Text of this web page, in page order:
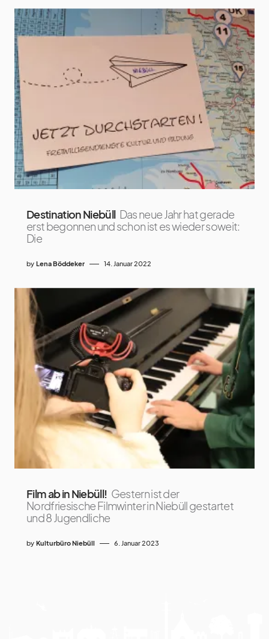
Destination Niebüll Das neue Jahr hat gerade
erst begonnen und schon ist es wieder soweit:
Die
by Lena Böddeker 14. Januar 2022
Film ab in Niebüll! Gestern ist der
Nordfriesische Filmwinter in Niebüll gestartet
und 8 Jugendliche
by Kulturbüro Niebüll 6. Januar 2023